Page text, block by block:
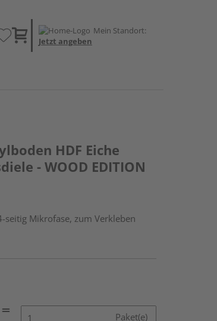
Mein Standort:
Jetzt angeben
HDF Eiche
- WOOD EDITION
Mikrofase, zum Verkleben
Paket(e)